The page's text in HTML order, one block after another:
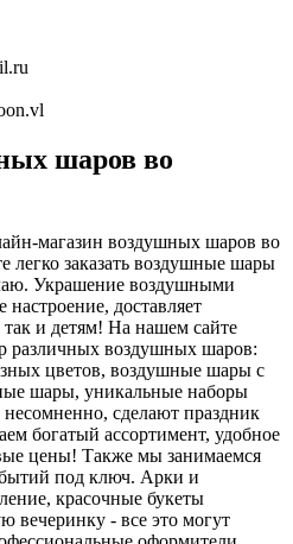
шаров во
магазин воздушных шаров во
легко заказать воздушные шары
Украшение воздушными
доставляет
так и детям! На нашем сайте
различных воздушных шаров:
цветов, воздушные шары с
шары, уникальные наборы
сделают праздник
богатый ассортимент, удобное
цены! Также мы занимаемся
под ключ. Арки и
красочные букеты
вечеринку - все это могут